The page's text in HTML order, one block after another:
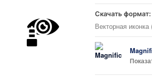
Скачать формат:
Векторная